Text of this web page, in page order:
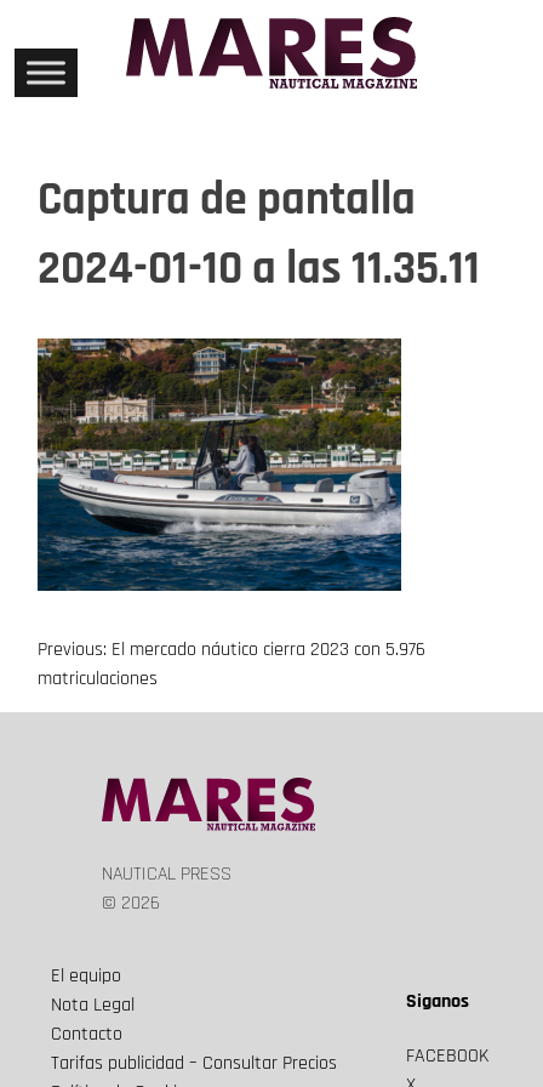
content
Captura de pantalla
2024-01-10 a las 11.35.11
Navegación
Previous: El mercado náutico cierra 2023 con 5.976
matriculaciones
NAUTICAL PRESS
© 2026
El equipo
Nota Legal
Contacto
Tarifas publicidad – Consultar Precios
Siganos
FACEBOOK